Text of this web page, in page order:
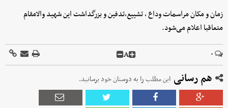
زمان و مکان مراسمات وداع ، تشییع،تدفین و بزرگداشت این شهید والامقام
متعاقبا اعلام می‌شود.
۰ A
هم رسانی این مطلب را به دوستان خود برسانید.